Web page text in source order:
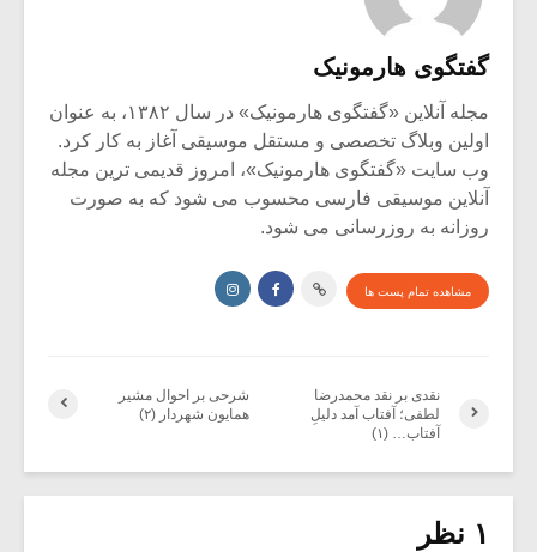
گفتگوی هارمونیک
مجله آنلاین «گفتگوی هارمونیک» در سال ۱۳۸۲، به عنوان
اولین وبلاگ تخصصی و مستقل موسیقی آغاز به کار کرد.
وب سایت «گفتگوی هارمونیک»، امروز قدیمی ترین مجله
آنلاین موسیقی فارسی محسوب می شود که به صورت
روزانه به روزرسانی می شود.
مشاهده تمام پست ها
شرحی بر احوال مشیر
همایون شهردار (۲)
نقدی بر نقد محمدرضا
لطفی؛ آفتاب آمد دلیلِ
آفتاب… (۱)
۱ نظر